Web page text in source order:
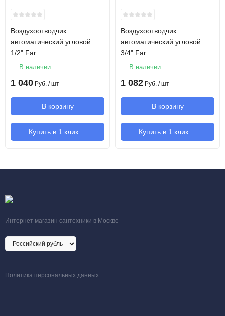
Воздухоотводчик
автоматический угловой
1/2" Far
В наличии
1 040 Руб. / шт
В корзину
Купить в 1 клик
Воздухоотводчик
автоматический угловой
3/4" Far
В наличии
1 082 Руб. / шт
В корзину
Купить в 1 клик
Интернет магазин сантехники в Москве
Политика персональных данных